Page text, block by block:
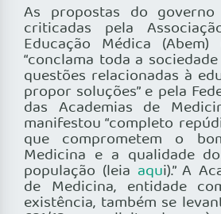
As propostas do
criticadas pela
Educação Médica (Abem)
“conclama toda a
questões relacionadas à
propor soluções” e pela
das Academias de
manifestou “completo
que comprometem o
Medicina e a qualidade
população (leia aqui).” A
de Medicina, entidade
existência, também se